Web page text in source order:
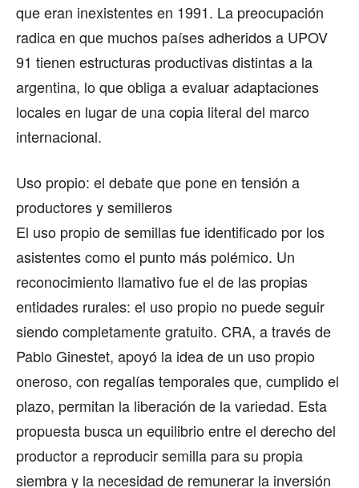
que eran inexistentes en 1991. La preocupación
radica en que muchos países adheridos a UPOV
91 tienen estructuras productivas distintas a la
argentina, lo que obliga a evaluar adaptaciones
locales en lugar de una copia literal del marco
internacional.
Uso propio: el debate que pone en tensión a
productores y semilleros
El uso propio de semillas fue identificado por los
asistentes como el punto más polémico. Un
reconocimiento llamativo fue el de las propias
entidades rurales: el uso propio no puede seguir
siendo completamente gratuito. CRA, a través de
Pablo Ginestet, apoyó la idea de un uso propio
oneroso, con regalías temporales que, cumplido el
plazo, permitan la liberación de la variedad. Esta
propuesta busca un equilibrio entre el derecho del
productor a reproducir semilla para su propia
siembra y la necesidad de remunerar la inversión